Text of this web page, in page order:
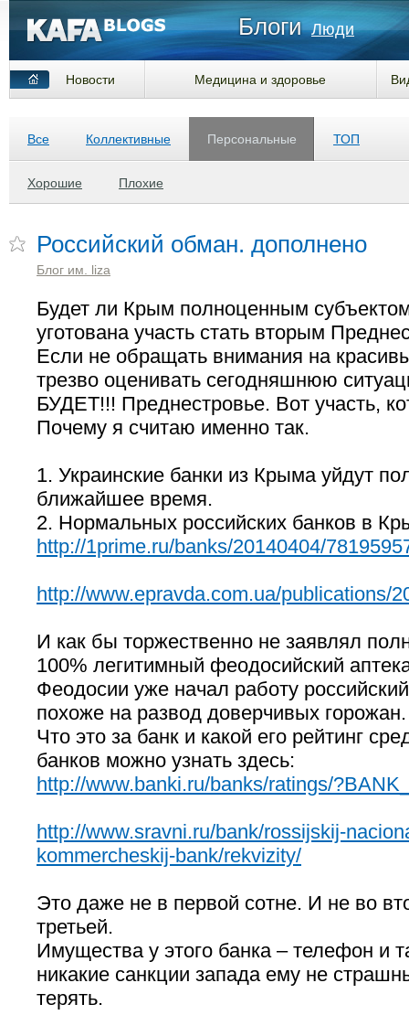
Блоги Люди
Новости Медицина и здоровье
Все Коллективные Персональные
Хорошие Плохие
ТОП
Российский обман. дополнено
Блог им. liza
Будет ли Крым полноценным
уготована участь стать вторым
Если не обращать внимания на
трезво оценивать сегодняшнюю
БУДЕТ!!! Преднестровье. Вот участь,
Почему я считаю именно так.
1. Украинские банки из Крыма уйдут
ближайшее время.
2. Нормальных российских банков в
http://1prime.ru/banks/20140404/
http://www.epravda.com.ua/publications/
И как бы торжественно не заявлял
100% легитимный феодосийский
Феодосии уже начал работу
похоже на развод доверчивых горожан.
Что это за банк и какой его рейтинг
банков можно узнать здесь:
http://www.banki.ru/banks/ratings/
http://www.sravni.ru/bank/rossijskij-
kommercheskij-bank/rekvizity/
Это даже не в первой сотне. И не во
третьей.
Имущества у этого банка – телефон и
никакие санкции запада ему не
терять.